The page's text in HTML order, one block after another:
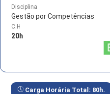
Disciplina
Gestão por Competências
C.H
20h
Carga Horária Total: 80h.